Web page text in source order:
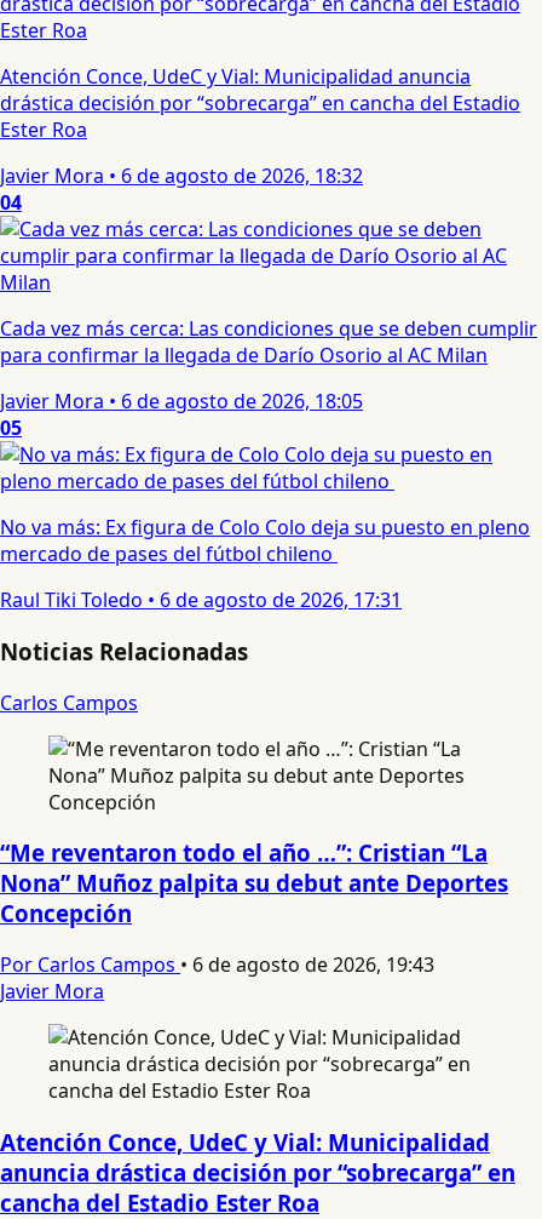
Atención Conce, UdeC y Vial: Municipalidad anuncia
drástica decisión por “sobrecarga” en cancha del Estadio
Ester Roa
Javier Mora • 6 de agosto de 2026, 18:32
04
Cada vez más cerca: Las condiciones que se deben cumplir
para confirmar la llegada de Darío Osorio al AC Milan
Javier Mora • 6 de agosto de 2026, 18:05
05
No va más: Ex figura de Colo Colo deja su puesto en pleno
mercado de pases del fútbol chileno
Raul Tiki Toledo • 6 de agosto de 2026, 17:31
Noticias Relacionadas
Carlos Campos
“Me reventaron todo el año …”: Cristian “La
Nona” Muñoz palpita su debut ante Deportes
Concepción
Por Carlos Campos • 6 de agosto de 2026, 19:43
Javier Mora
Atención Conce, UdeC y Vial: Municipalidad
anuncia drástica decisión por “sobrecarga” en
cancha del Estadio Ester Roa